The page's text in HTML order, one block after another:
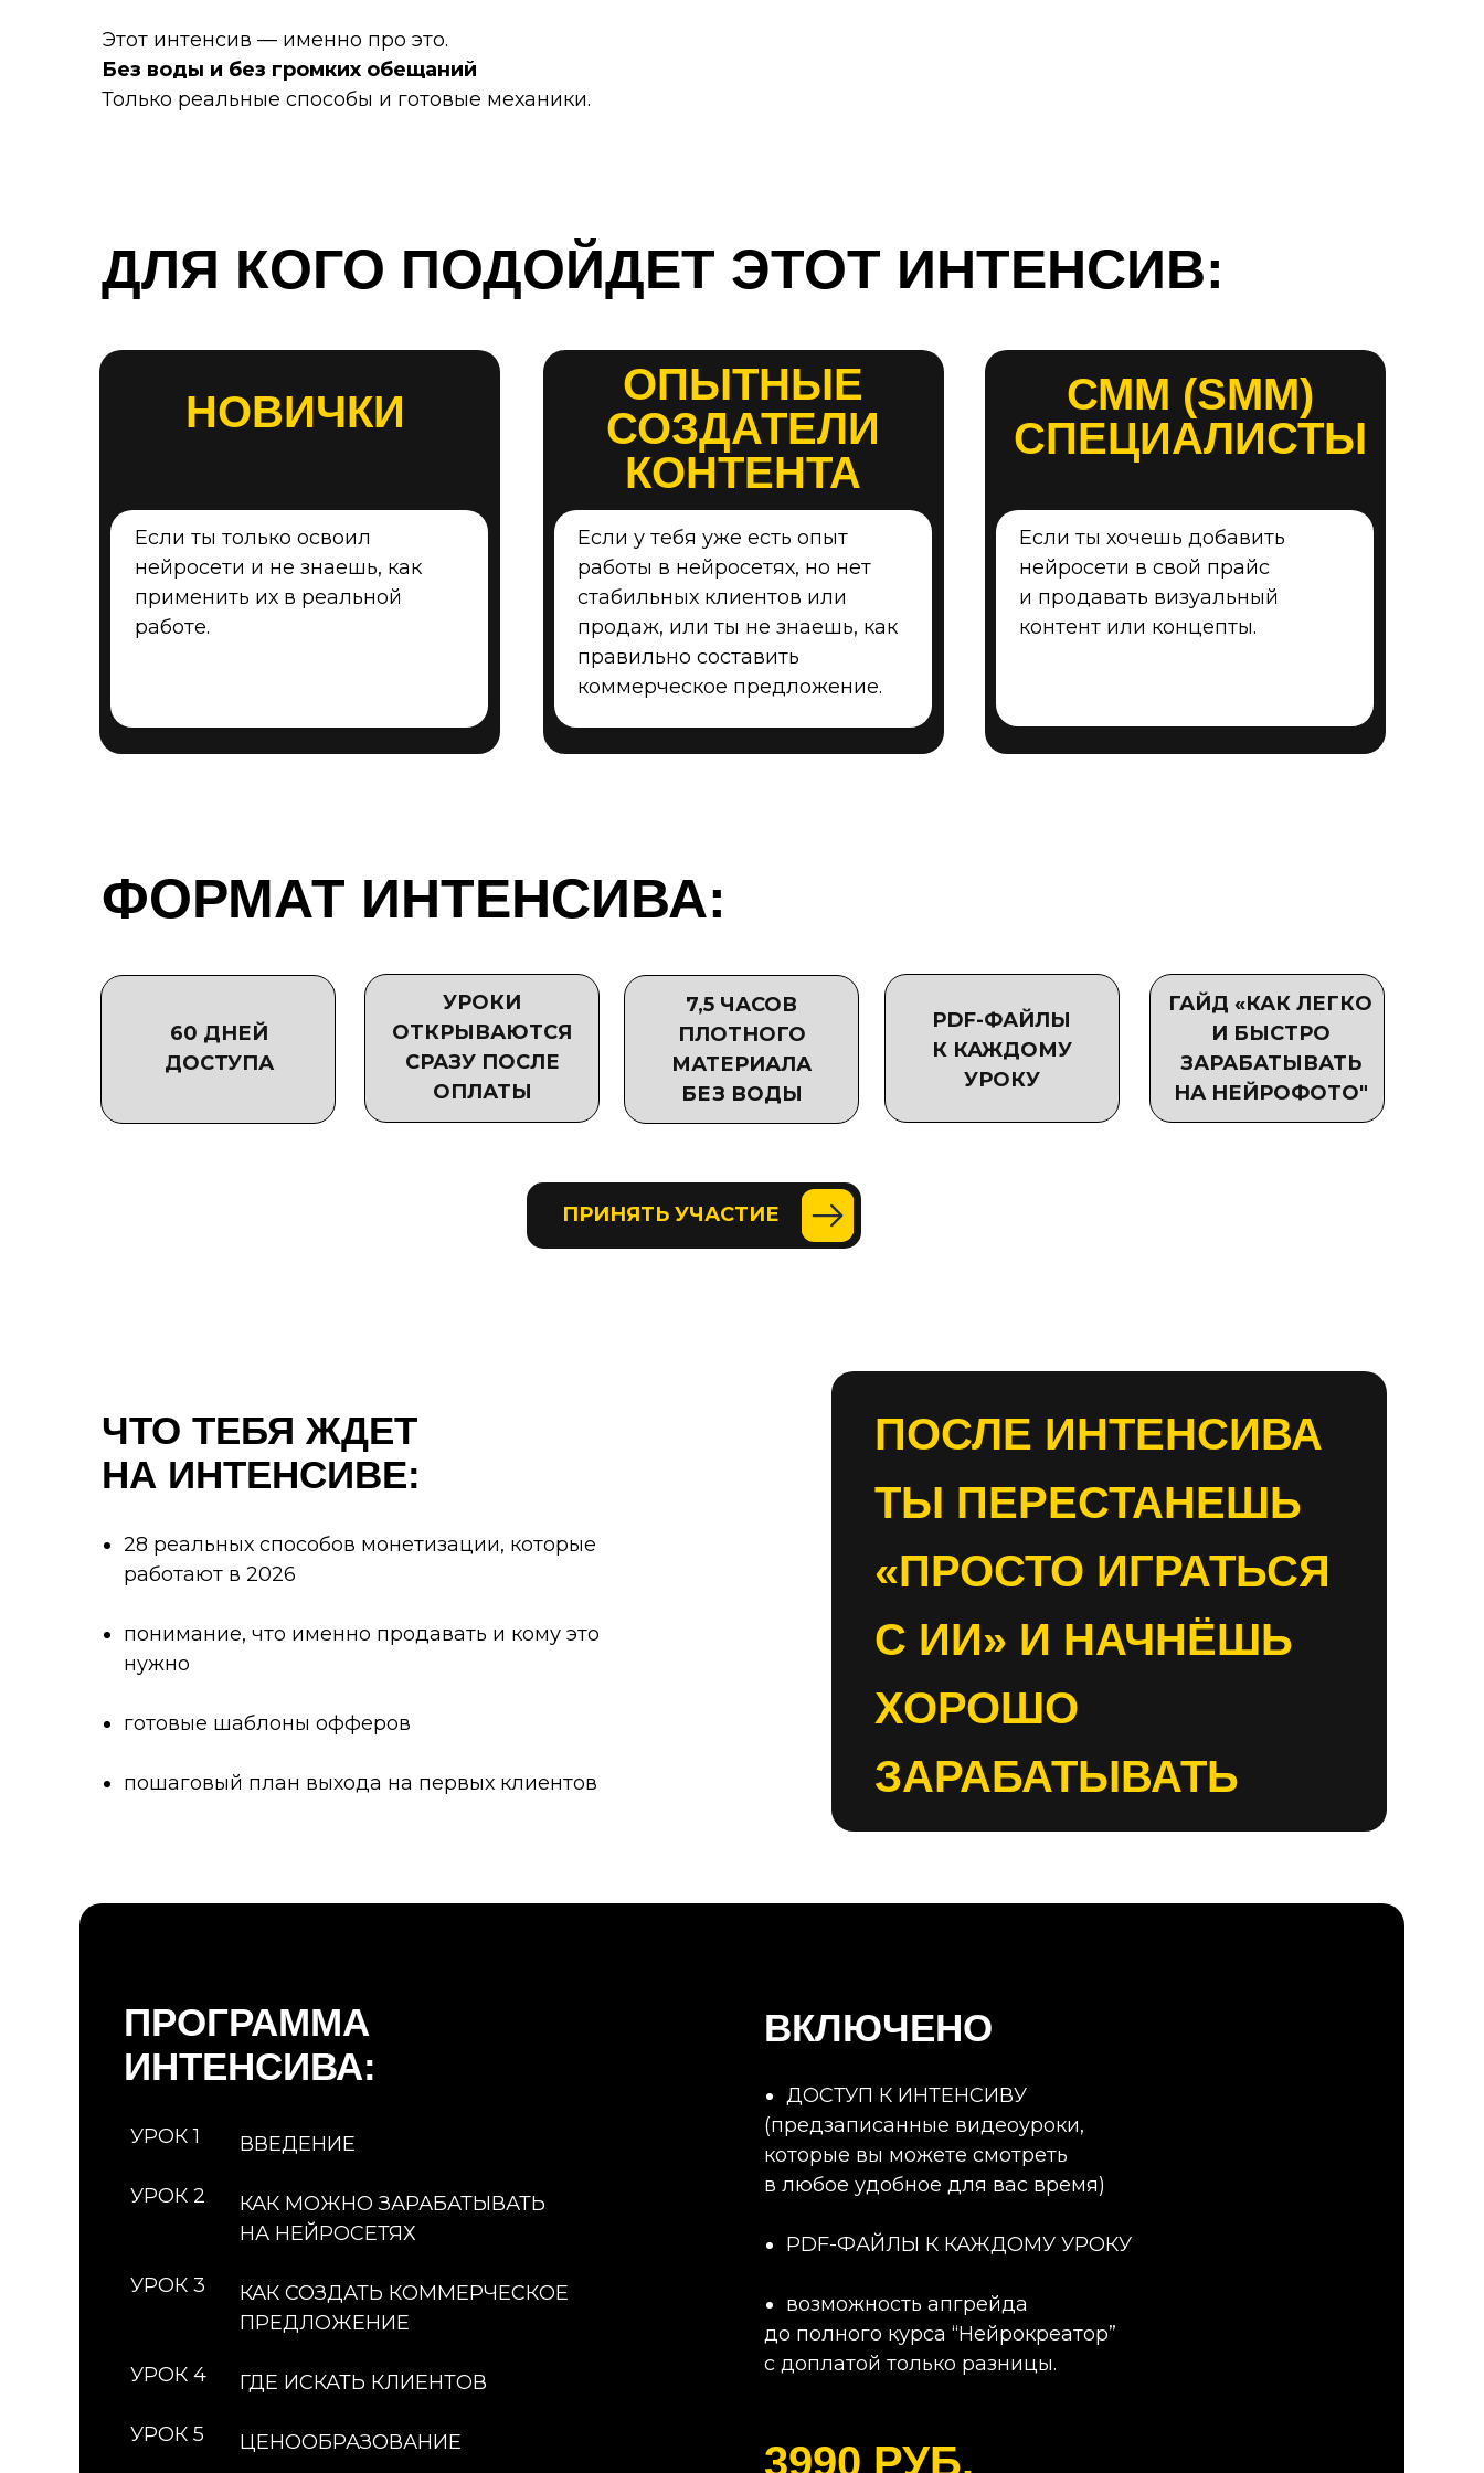
Этот интенсив — именно про это.
Без воды и без громких обещаний
Только реальные способы и готовые механики.
ДЛЯ КОГО ПОДОЙДЕТ ЭТОТ ИНТЕНСИВ:
НОВИЧКИ
Если ты только освоил
нейросети и не знаешь, как
применить их в реальной
работе.
ОПЫТНЫЕ
СОЗДАТЕЛИ
КОНТЕНТА
Если у тебя уже есть опыт
работы в нейросетях, но нет
стабильных клиентов или
продаж, или ты не знаешь, как
правильно составить
коммерческое предложение.
СММ (SMM)
СПЕЦИАЛИСТЫ
Если ты хочешь добавить
нейросети в свой прайс
и продавать визуальный
контент или концепты.
ФОРМАТ ИНТЕНСИВА:
60 ДНЕЙ
ДОСТУПА
ГАЙД «КАК ЛЕГКО
И БЫСТРО
ЗАРАБАТЫВАТЬ
НА НЕЙРОФОТО"
PDF-ФАЙЛЫ
К КАЖДОМУ
УРОКУ
7,5 ЧАСОВ
ПЛОТНОГО
МАТЕРИАЛА
БЕЗ ВОДЫ
УРОКИ
ОТКРЫВАЮТСЯ
СРАЗУ ПОСЛЕ
ОПЛАТЫ
ПРИНЯТЬ УЧАСТИЕ
ЧТО ТЕБЯ ЖДЕТ
НА ИНТЕНСИВЕ:
28 реальных способов монетизации, которые
работают в 2026
понимание, что именно продавать и кому это
нужно
готовые шаблоны офферов
пошаговый план выхода на первых клиентов
ПОСЛЕ ИНТЕНСИВА
ТЫ ПЕРЕСТАНЕШЬ
«ПРОСТО ИГРАТЬСЯ
С ИИ» И НАЧНЁШЬ
ХОРОШО
ЗАРАБАТЫВАТЬ
ПРОГРАММА
ИНТЕНСИВА:
ВКЛЮЧЕНО
3990 РУБ.
ВВЕДЕНИЕ
КАК МОЖНО ЗАРАБАТЫВАТЬ
НА НЕЙРОСЕТЯХ
КАК СОЗДАТЬ КОММЕРЧЕСКОЕ
ПРЕДЛОЖЕНИЕ
ГДЕ ИСКАТЬ КЛИЕНТОВ
ЦЕНООБРАЗОВАНИЕ
УРОК 1
УРОК 2
УРОК 3
УРОК 4
УРОК 5
ДОСТУП К ИНТЕНСИВУ
(предзаписанные видеоуроки,
которые вы можете смотреть
в любое удобное для вас время)
PDF-ФАЙЛЫ К КАЖДОМУ УРОКУ
возможность апгрейда
до полного курса “Нейрокреатор”
с доплатой только разницы.